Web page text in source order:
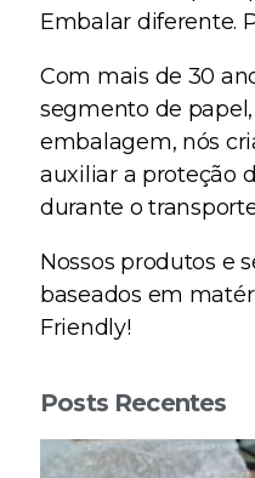
Embalar diferente.
Com mais de 30
segmento de
embalagem, nós
auxiliar a proteção
durante o
Nossos produtos e
baseados em
Friendly!
Posts Recentes